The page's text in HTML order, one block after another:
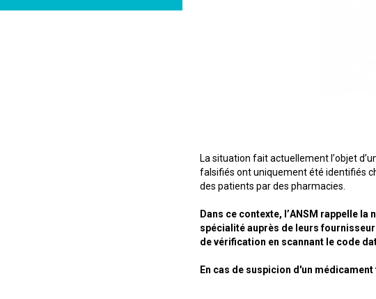
TwitterYoutubeLinkedin
La situation fait actuellement l’objet
falsifiés ont uniquement été identifiés
des patients par des pharmacies.
Dans ce contexte, l’ANSM rappelle
spécialité auprès de leurs
de vérification en scannant le code
En cas de suspicion d'un